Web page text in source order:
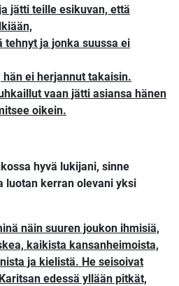
jätti teille esikuvan, että
tehnyt ja jonka suussa ei
ei herjannut takaisin.
vaan jätti asiansa hänen
oikein.
hyvä lukijani, sinne
luotan kerran olevani yksi
näin suuren joukon ihmisiä,
kaikista kansanheimoista,
ja kielistä. He seisoivat
edessä yllään pitkät,